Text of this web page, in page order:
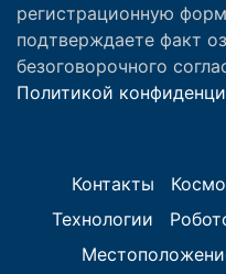
регистрационную
подтверждаете факт
безоговорочного
Политикой
Контакты
Технологии